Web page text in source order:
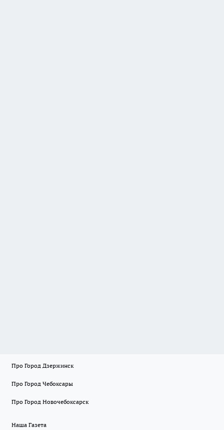
Про Город Дзержинск
Про Город Чебоксары
Про Город Новочебоксарск
Наша Газета